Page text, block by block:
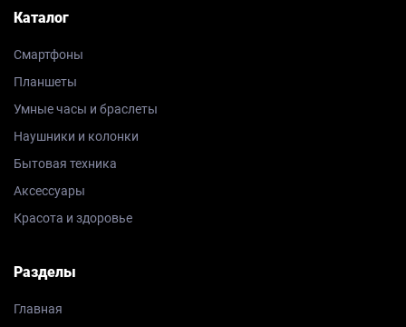
Каталог
Смартфоны
Планшеты
Умные часы и браслеты
Наушники и колонки
Бытовая техника
Аксессуары
Красота и здоровье
Разделы
Главная